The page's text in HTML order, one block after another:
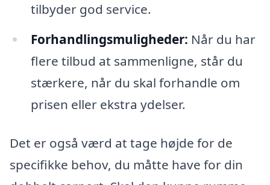
tilbyder god service.
Forhandlingsmuligheder: Når du har
flere tilbud at sammenligne, står du
stærkere, når du skal forhandle om
prisen eller ekstra ydelser.
Det er også værd at tage højde for de
specifikke behov, du måtte have for din